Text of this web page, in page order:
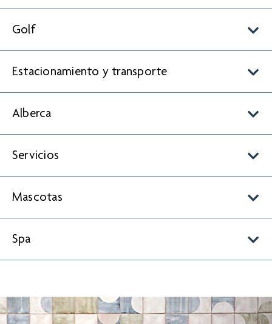
Golf
Estacionamiento y transporte
Alberca
Servicios
Mascotas
Spa